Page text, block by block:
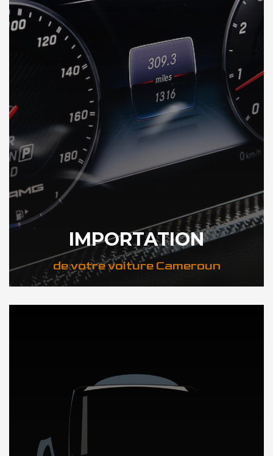
IMPORTATION
de votre voiture Cameroun
DÉCOUVREZ NOTRE IMPORTATION AUTO au Cameroun